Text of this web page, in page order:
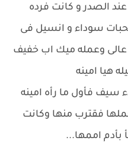
الصدر و كانت فرده
سوداء و انسيل فى
عالى وعمله ميك اب خفيف
هيا امينه
سيف فأول ما رأه امينه
فقترب منها وكانت
بأدم اممها...